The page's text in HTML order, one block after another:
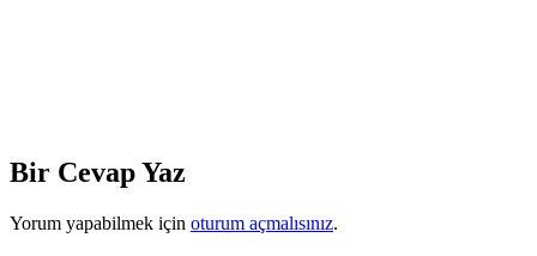
Bir Cevap Yaz
Yorum yapabilmek için oturum açmalısınız.